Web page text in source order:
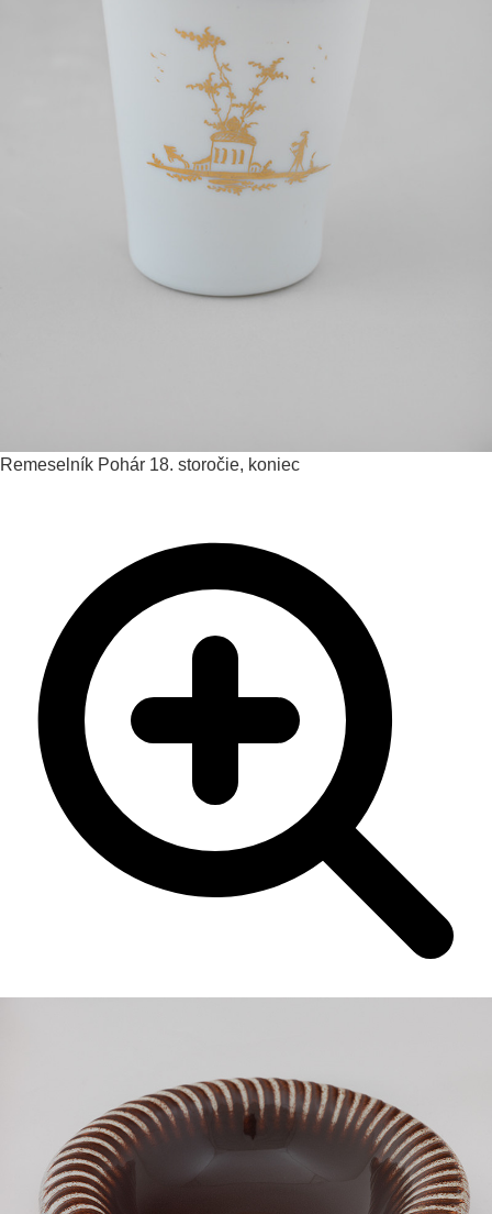
Remeselník Pohár 18. storočie, koniec